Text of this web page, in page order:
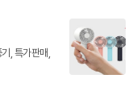
, 특가판매,